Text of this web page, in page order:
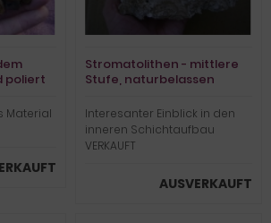
poliert
Material
Stromatolithen - mittlere
Stufe, naturbelassen
Interesanter Einblick in den
inneren Schichtaufbau
VERKAUFT
AUSVERKAUFT